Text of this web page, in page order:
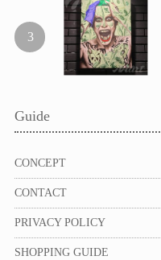
Guide
CONCEPT
CONTACT
PRIVACY POLICY
SHOPPING GUIDE